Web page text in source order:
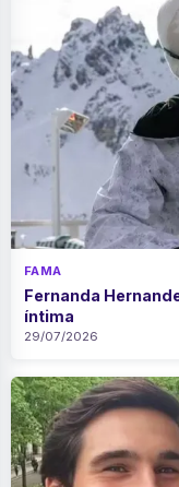
FAMA
Fernanda
íntima
29/07/2026